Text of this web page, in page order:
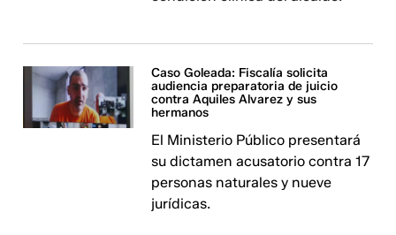
Caso Goleada: Fiscalía solicita
audiencia preparatoria de juicio
contra Aquiles Alvarez y sus
hermanos
El Ministerio Público presentará
su dictamen acusatorio contra 17
personas naturales y nueve
jurídicas.